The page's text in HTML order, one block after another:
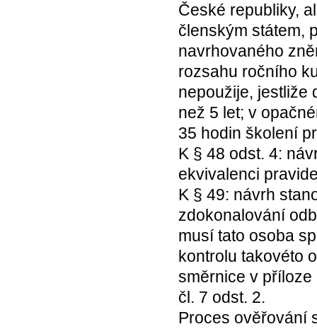
České republiky,
členským státem,
navrhovaného
rozsahu ročního
nepoužije, jestliže
než 5 let; v
35 hodin školení
K § 48 odst. 4:
ekvivalenci
K § 49: návrh
zdokonalování
musí tato osoba
kontrolu takovéto
směrnice v příloze
čl. 7 odst. 2.
Proces ověřování